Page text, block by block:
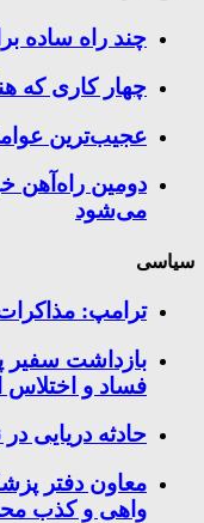
چند راه‌ ساده
چهار کاری که
عجیب‌ترین
دومین راه‌آهن
می‌شود
سیاسی
ترامپ:
بازداشت سفیر
فساد و اختلاس
حادثه دریایی
معاون دفتر
واهی و کذب